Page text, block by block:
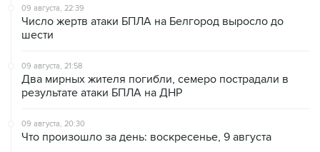
09 августа, 22:39
Число жертв атаки БПЛА на Белгород выросло до
шести
09 августа, 21:58
Два мирных жителя погибли, семеро пострадали в
результате атаки БПЛА на ДНР
09 августа, 20:30
Что произошло за день: воскресенье, 9 августа